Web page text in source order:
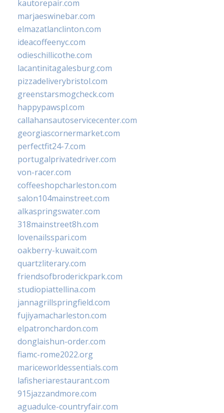
kautorepair.com
marjaeswinebar.com
elmazatlanclinton.com
ideacoffeenyc.com
odieschillicothe.com
lacantinitagalesburg.com
pizzadeliverybristol.com
greenstarsmogcheck.com
happypawspl.com
callahansautoservicecenter.com
georgiascornermarket.com
perfectfit24-7.com
portugalprivatedriver.com
von-racer.com
coffeeshopcharleston.com
salon104mainstreet.com
alkaspringswater.com
318mainstreet8h.com
lovenailsspari.com
oakberry-kuwait.com
quartzliterary.com
friendsofbroderickpark.com
studiopiattellina.com
jannagrillspringfield.com
fujiyamacharleston.com
elpatronchardon.com
donglaishun-order.com
fiamc-rome2022.org
mariceworldessentials.com
lafisheriarestaurant.com
915jazzandmore.com
aguadulce-countryfair.com